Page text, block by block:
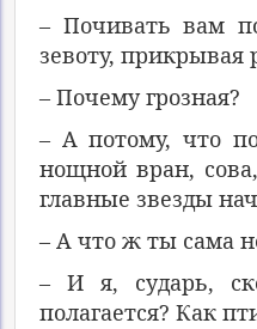
– Почивать вам
зевоту, прикрывая
– Почему грозная?
– А потому, что
нощной вран,
главные звезды
– А что ж ты сама
– И я, сударь,
полагается? Как